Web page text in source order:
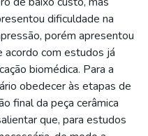
dificuldade na
porém apresentou
acordo com estudos já
biomédica. Para a
obedecer às etapas de
final da peça cerâmica
que, para estudos